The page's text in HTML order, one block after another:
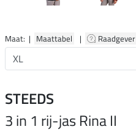
Maat: | Maattabel | Raadgever
STEEDS
3 in 1 rij-jas Rina II